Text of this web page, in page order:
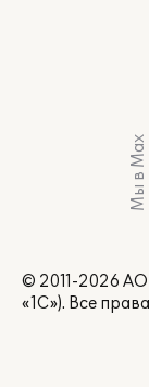
Мы в Max
© 2011-2026
«1С»). Все